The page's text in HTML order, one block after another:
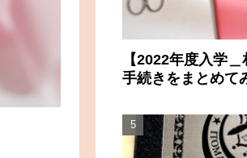
【2022年度入学
手続きをまとめて